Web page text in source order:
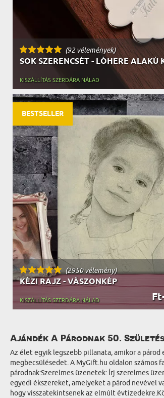
(92 vélemények)
SOK SZERENCSÉT - LÓHERE ALAKÚ
KISZÁLLÍTÁS SZERDÁRA NÁLAD
(2950 vélemény)
KÉZI RAJZ - VÁSZONKÉP
KISZÁLLÍTÁS SZERDÁRA NÁLAD
BESTSELLER
Ajándék A Párodnak 50.
Az élet egyik legszebb pillanata, amikor a
megbecsülésedet. A MyGift.hu oldalon számos
párodnak:Szerelmes üzenetek: Írj szerelmes
egyedi ékszereket, amelyeket a párod nevével
hogy visszatekintsenek az elmúlt